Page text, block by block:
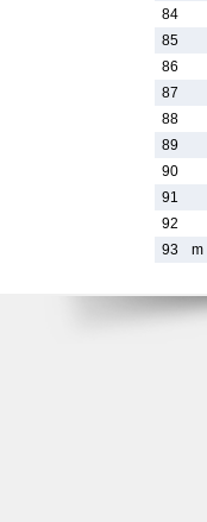
84
85
86
87
88
89
90
91
92
93
m